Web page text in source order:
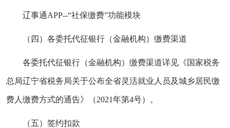
辽事通APP--“社保缴费”功能模块
（四）各委托代征银行（金融机构）缴费渠道
各委托代征银行（金融机构）缴费渠道详见《国家税务
总局辽宁省税务局关于公布全省灵活就业人员及城乡居民缴
费人缴费方式的通告》（2021年第4号）。
（五）签约扣款